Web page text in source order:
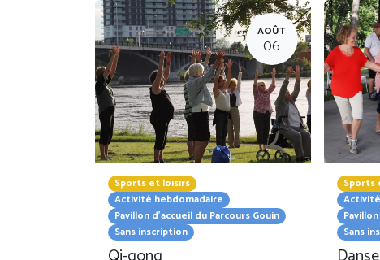
AOÛT
06
Sports et loisirs
Activité hebdomadaire
Pavillon d'accueil du Parcours Gouin
Sans inscription
Sports
Sans